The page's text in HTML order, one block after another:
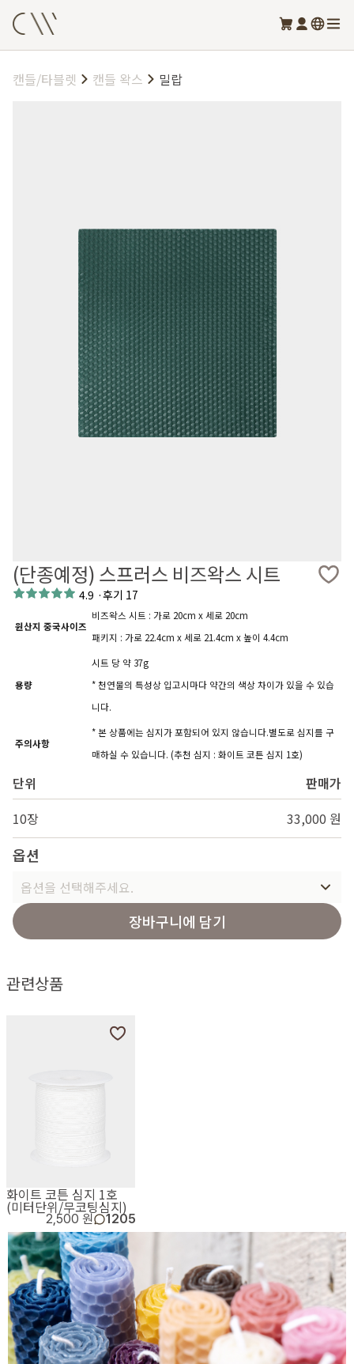
캔들/타블렛 캔들 왁스 밀랍
(단종예정) 스프러스 비즈왁스 시트
4.9 ·후기 17
원산지 중국사이즈
비즈왁스 시트 : 가로 20cm x 세로 20cm
패키지 : 가로 22.4cm x 세로 21.4cm x 높이 4.4cm
용량
시트 당 약 37g
* 천연물의 특성상 입고시마다 약간의 색상 차이가 있을 수 있습
니다.
주의사항
* 본 상품에는 심지가 포함되어 있지 않습니다.별도로 심지를 구
매하실 수 있습니다. (추천 심지 : 화이트 코튼 심지 1호)
단위
판매가
10장
33,000 원
옵션
옵션을 선택해주세요.
장바구니에 담기
관련상품
화이트 코튼 심지 1호
(미터단위/무코팅심지)
2,500 원 1205